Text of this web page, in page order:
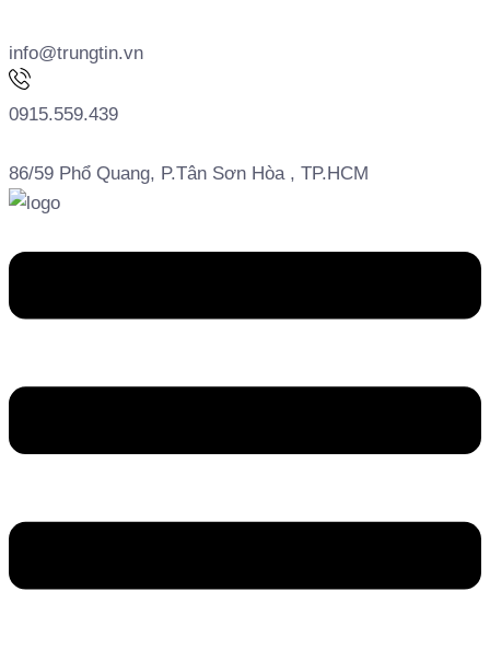
info@trungtin.vn
0915.559.439
86/59 Phổ Quang, P.Tân Sơn Hòa , TP.HCM